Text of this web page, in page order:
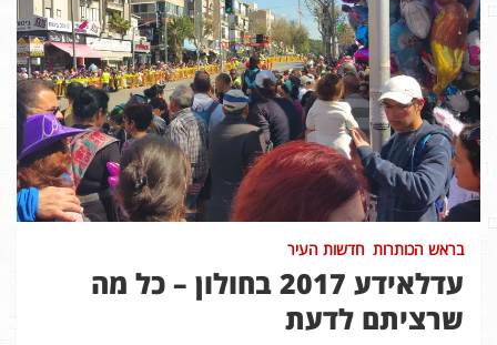
בראש הכותרות חדשות העיר
עדלאידע 2017 בחולון – כל מה
שרציתם לדעת